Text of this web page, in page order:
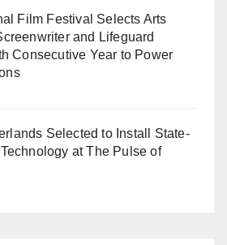
Film Festival Selects Arts
and Lifeguard
Consecutive Year to Power
Selected to Install State-
at The Pulse of